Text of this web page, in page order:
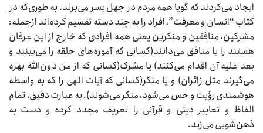
ایجاد می‌کردند که گویا همه مردم در جهل بسر می‌برند. به طوری‌که در
کتاب “انسان و معرفت”، افراد را به چند دسته تقسیم کرده‌اند ازجمله:
مشرکین، منافقین و منکرین یعنی همه افرادی که خارج از این عرفان
هستند را یا منافق می‌دانند(کسانی که آموزه‌های حلقه را می‌بینند و
بعد علیه آن اقدام می‌کنند) یا مشرک(کسانی که از من دون‌الله بهره
می‌گیرند مثل زائران) و یا منکر(کسانی که آیات الهی را که به واسطه
هوشمندی رؤیت و حس می‌شود، منکر می‌شوند). به عبارت دقیق، تمام
الفاظ و تعابیر دینی و قرآنی را تعریف مجدد کرده و دست به
ذهن‌شویی می‌زند.